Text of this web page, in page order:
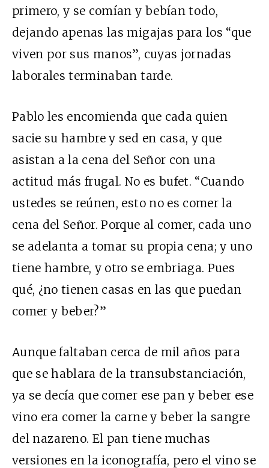
primero, y se comían y bebían todo,
dejando apenas las migajas para los “que
viven por sus manos”, cuyas jornadas
laborales terminaban tarde.
Pablo les encomienda que cada quien
sacie su hambre y sed en casa, y que
asistan a la cena del Señor con una
actitud más frugal. No es bufet. “Cuando
ustedes se reúnen, esto no es comer la
cena del Señor. Porque al comer, cada uno
se adelanta a tomar su propia cena; y uno
tiene hambre, y otro se embriaga. Pues
qué, ¿no tienen casas en las que puedan
comer y beber?”
Aunque faltaban cerca de mil años para
que se hablara de la transubstanciación,
ya se decía que comer ese pan y beber ese
vino era comer la carne y beber la sangre
del nazareno. El pan tiene muchas
versiones en la iconografía, pero el vino se